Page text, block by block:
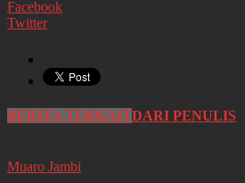
Facebook
Twitter
BERITA TERKAITDARI PENULIS
Muaro Jambi